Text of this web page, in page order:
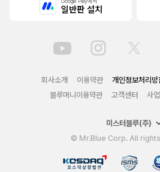
일반판 설치
회사소개 이용약관 개인정보처리방
블루머니이용약관
고객센터 사
미스터블루(주)
© Mr.Blue Corp. All